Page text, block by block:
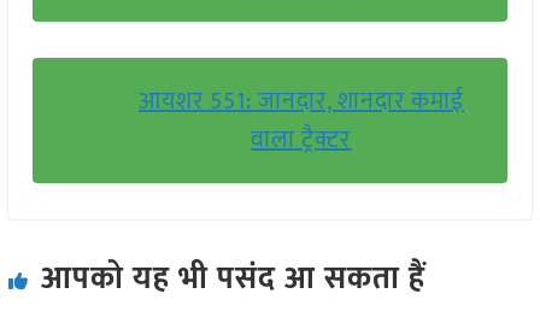
आयशर 551: जानदार, शानदार कमाई
वाला ट्रैक्टर
आपको यह भी पसंद आ सकता हैं